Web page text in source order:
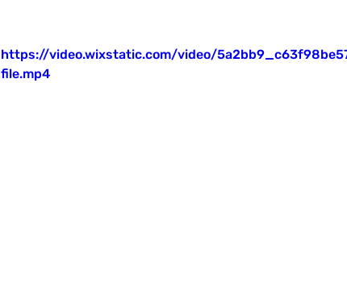
https://video.wixstatic.com/video/
file.mp4